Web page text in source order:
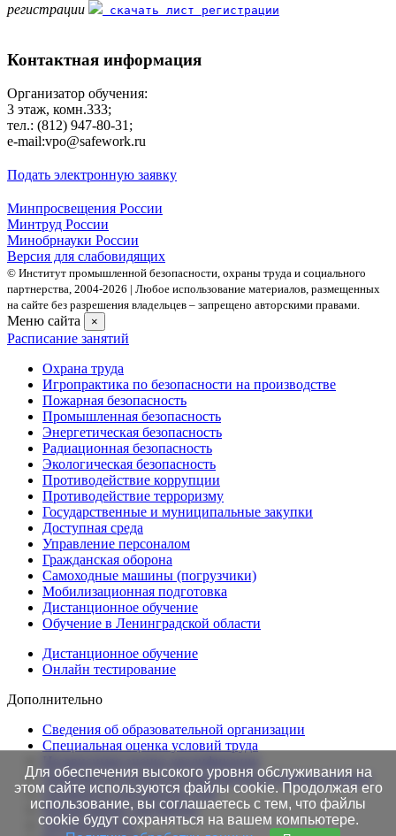
регистрации
скачать лист регистрации
Контактная информация
Организатор обучения:
3 этаж, комн.333;
тел.: (812) 947-80-31;
е-mail:vpo@safework.ru
Подать электронную заявку
Минпросвещения России
Минтруд России
Минобрнауки России
Версия для слабовидящих
© Институт промышленной безопасности, охраны труда и социального
партнерства, 2004- 2026 | Любое использование материалов, размещенных
на сайте без разрешения владельцев – запрещено авторскими правами.
Меню сайта ×
Расписание занятий
Охрана труда
Игропрактика по безопасности на производстве
Пожарная безопасность
Промышленная безопасность
Энергетическая безопасность
Радиационная безопасность
Экологическая безопасность
Противодействие коррупции
Противодействие терроризму
Государственные и муниципальные закупки
Доступная среда
Управление персоналом
Гражданская оборона
Самоходные машины (погрузчики)
Мобилизационная подготовка
Дистанционное обучение
Обучение в Ленинградской области
Дистанционное обучение
Онлайн тестирование
Дополнительно
Сведения об образовательной организации
Cпециальная оценка условий труда
Проверка подлинности протоколов в Едином портале
Готовность документов ТАК
Нормативные документы
Это интересно!
Для обеспечения высокого уровня обслуживания на
этом сайте используются файлы cookie. Продолжая его
использование, вы соглашаетесь с тем, что файлы
cookie будут сохраняться на вашем компьютере.